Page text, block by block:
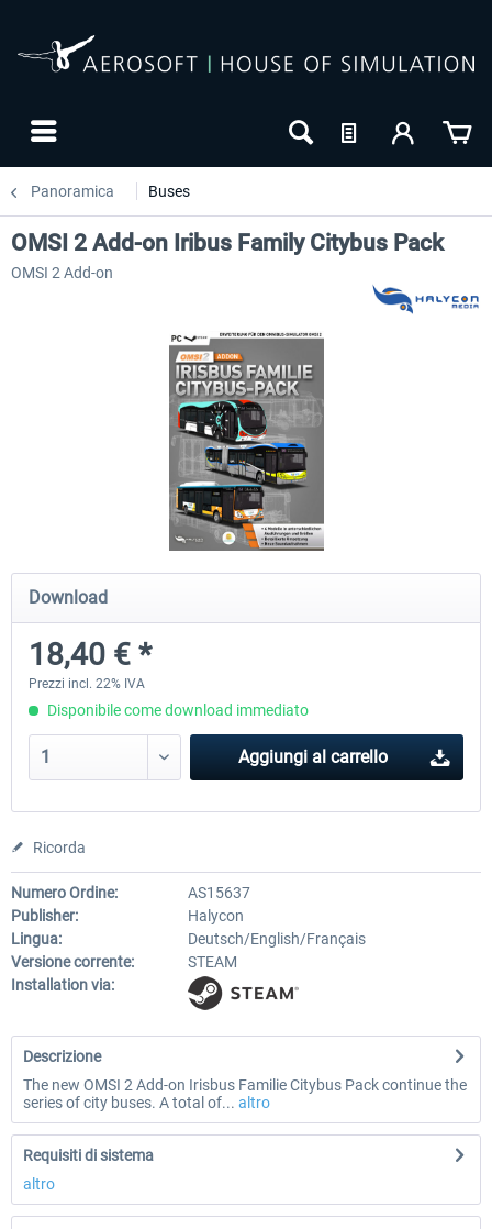
Panoramica Buses
OMSI 2 Add-on Valiant Citybus 7700
Hybrid
12,29 € *
OMSI 2 Add-on IVECO Bus
OMSI 2 Add-on Iribus Family Citybus Pack
OMSI 2 Add-on
Download
18,40 € *
Prezzi incl. 22% IVA
Disponibile come download immediato
Aggiungi al carrello
Ricorda
Numero Ordine:
AS15637
Publisher:
Halycon
Lingua:
Deutsch/English/Français
Versione corrente:
STEAM
Installation via:
Descrizione
The new OMSI 2 Add-on Irisbus Familie Citybus Pack continue the
series of city buses. A total of... altro
Requisiti di sistema
altro